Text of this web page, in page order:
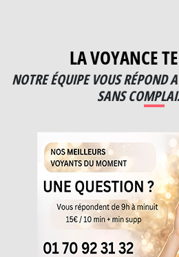
LA VOYANCE
NOTRE ÉQUIPE VOUS RÉPOND
SANS